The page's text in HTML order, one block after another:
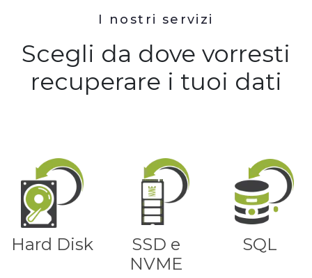
I nostri servizi
Scegli da dove vorresti
recuperare i tuoi dati
Hard Disk
SSD e
NVME
SQL